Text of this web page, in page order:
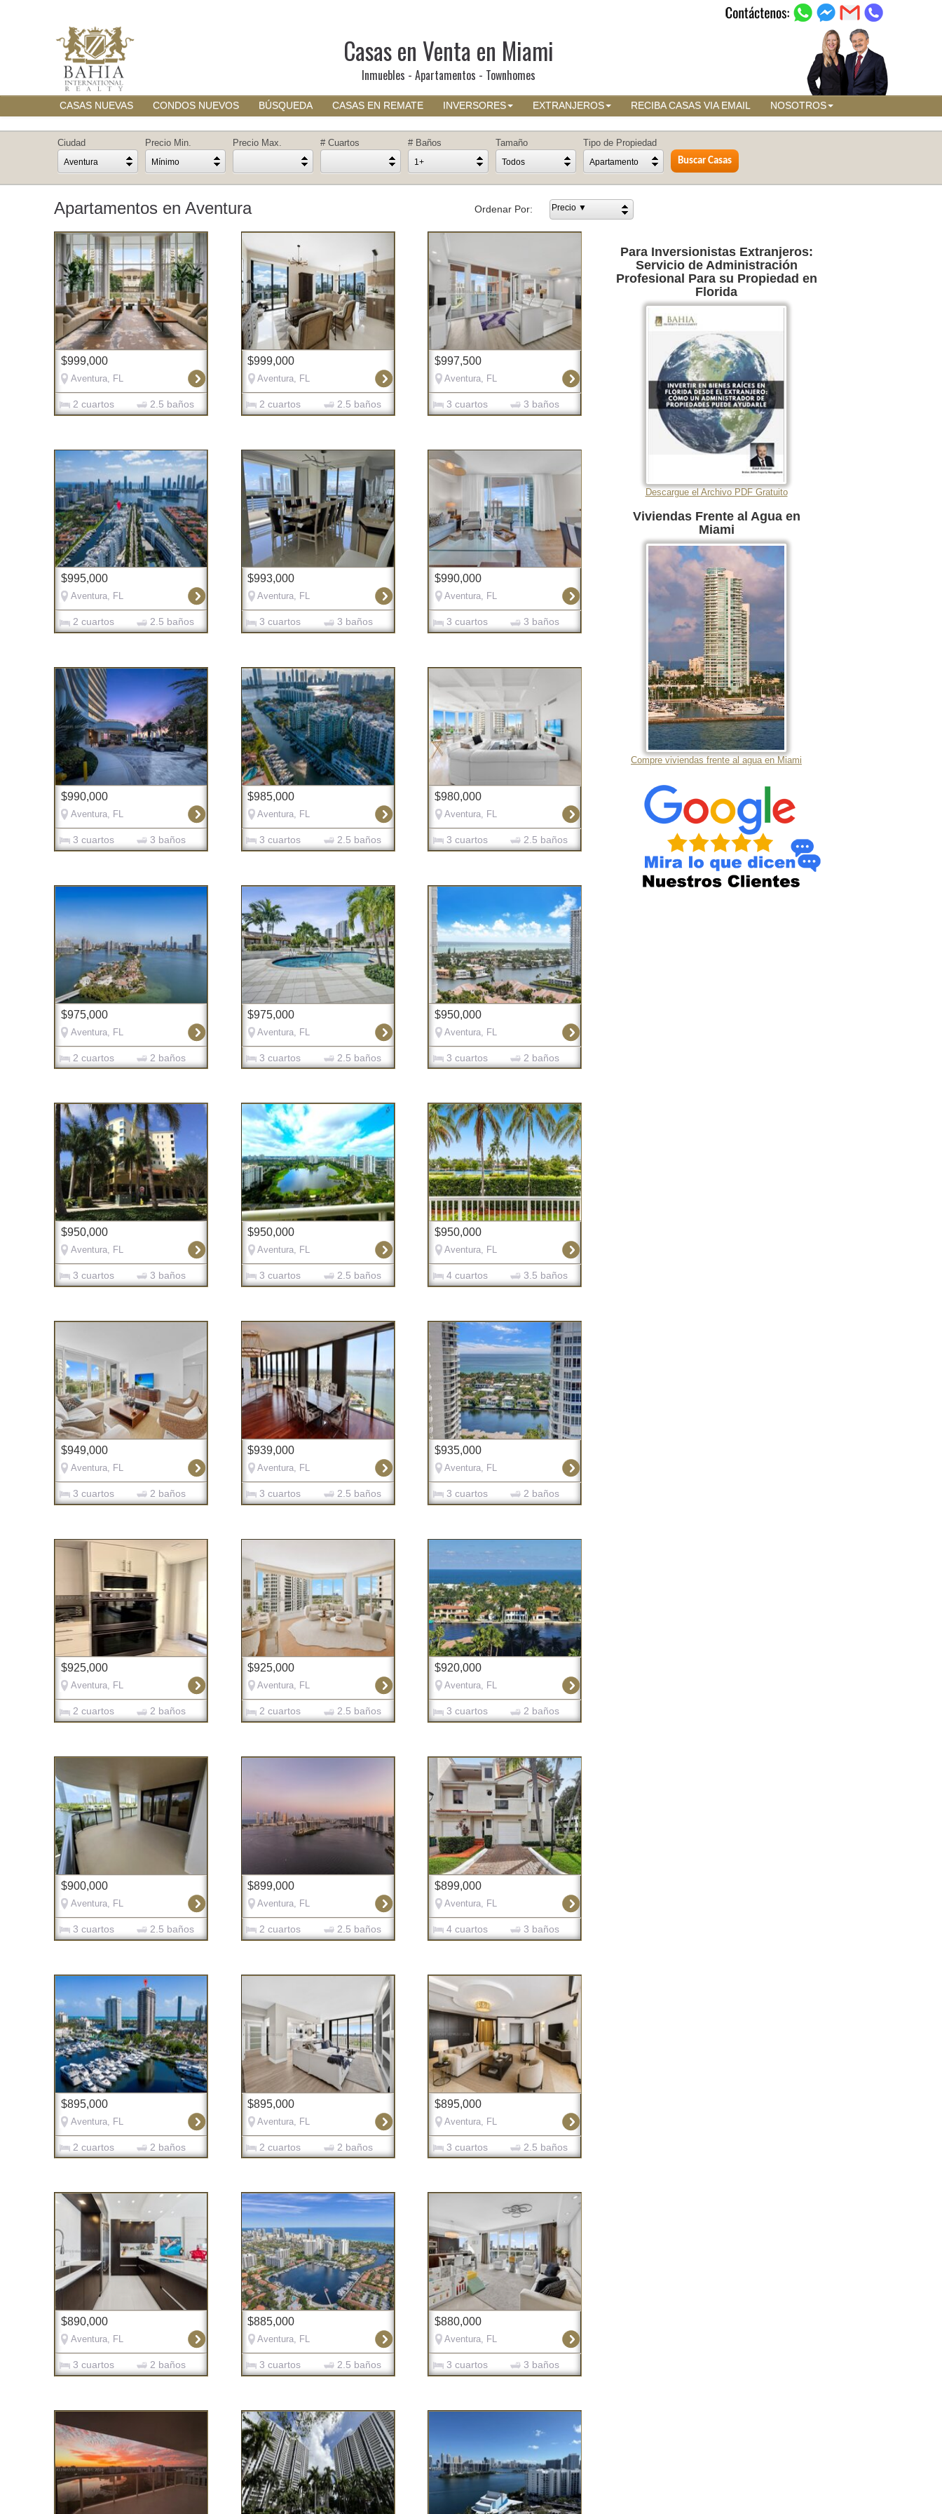
Casas en Venta en Miami
Inmuebles - Apartamentos - Townhomes
CASAS NUEVAS CONDOS NUEVOS BÚSQUEDA CASAS EN REMATE INVERSORES EXTRANJEROS RECIBA CASAS VIA EMAIL NOSOTROS
Ciudad
Aventura
Precio Min.
Mínimo
Precio Max. # Cuartos # Baños
1+
Tamaño
Todos
Tipo de Propiedad
Apartamento
Apartamentos en Aventura Ordenar Por: Precio ▼
$999,000
Aventura, FL
2 cuartos 2.5 baños
$999,000
Aventura, FL
2 cuartos 2.5 baños
$997,500
Aventura, FL
3 cuartos 3 baños
$995,000
Aventura, FL
2 cuartos 2.5 baños
$993,000
Aventura, FL
3 cuartos 3 baños
$990,000
Aventura, FL
3 cuartos 3 baños
$990,000
Aventura, FL
3 cuartos 3 baños
$985,000
Aventura, FL
3 cuartos 2.5 baños
$980,000
Aventura, FL
3 cuartos 2.5 baños
$975,000
Aventura, FL
2 cuartos 2 baños
$975,000
Aventura, FL
3 cuartos 2.5 baños
$950,000
Aventura, FL
3 cuartos 2 baños
$950,000
Aventura, FL
3 cuartos 3 baños
$950,000
Aventura, FL
3 cuartos 2.5 baños
$950,000
Aventura, FL
4 cuartos 3.5 baños
$949,000
Aventura, FL
3 cuartos 2 baños
$939,000
Aventura, FL
3 cuartos 2.5 baños
$935,000
Aventura, FL
3 cuartos 2 baños
$925,000
Aventura, FL
2 cuartos 2 baños
$925,000
Aventura, FL
2 cuartos 2.5 baños
$920,000
Aventura, FL
3 cuartos 2 baños
$900,000
Aventura, FL
3 cuartos 2.5 baños
$899,000
Aventura, FL
2 cuartos 2.5 baños
$899,000
Aventura, FL
4 cuartos 3 baños
$895,000
Aventura, FL
2 cuartos 2 baños
$895,000
Aventura, FL
2 cuartos 2 baños
$895,000
Aventura, FL
3 cuartos 2.5 baños
$890,000
Aventura, FL
3 cuartos 2 baños
$885,000
Aventura, FL
3 cuartos 2.5 baños
$880,000
Aventura, FL
3 cuartos 3 baños
Para Inversionistas Extranjeros:
Servicio de Administración
Profesional Para su Propiedad en
Florida
Descargue el Archivo PDF Gratuito
Viviendas Frente al Agua en
Miami
Compre viviendas frente al agua en Miami